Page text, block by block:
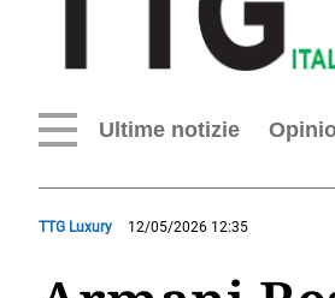
Ultime notizie
TTG Luxury 12/05/2026 12:35